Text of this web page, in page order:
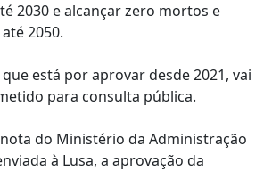
2030 e alcançar zero mortos e
2050.
está por aprovar desde 2021, vai
para consulta pública.
do Ministério da Administração
à Lusa, a aprovação da